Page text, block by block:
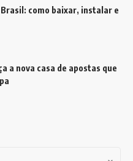
como baixar, instalar e
a nova casa de apostas que